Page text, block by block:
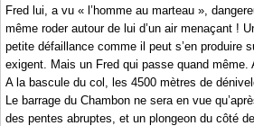
Fred lui, a vu « l’homme au marteau »,
même roder autour de lui d’un air menaçant !
petite défaillance comme il peut s’en produire
exigent. Mais un Fred qui passe quand même.
A la bascule du col, les 4500 mètres de
Le barrage du Chambon ne sera en vue
des pentes abruptes, et un plongeon du côté